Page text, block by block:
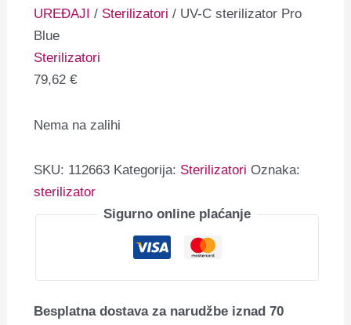
UREĐAJI / Sterilizatori / UV-C sterilizator Pro
Blue
Sterilizatori
79,62€
Nema na zalihi
SKU: 112663 Kategorija: Sterilizatori Oznaka:
sterilizator
Sigurno online plaćanje
Besplatna dostava za narudžbe iznad 70